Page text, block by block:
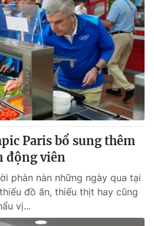
lai
Podcast
Infographic
Paris bổ sung thêm
động viên
phàn nàn những ngày qua tại
đồ ăn, thiếu thịt hay cũng
vị...